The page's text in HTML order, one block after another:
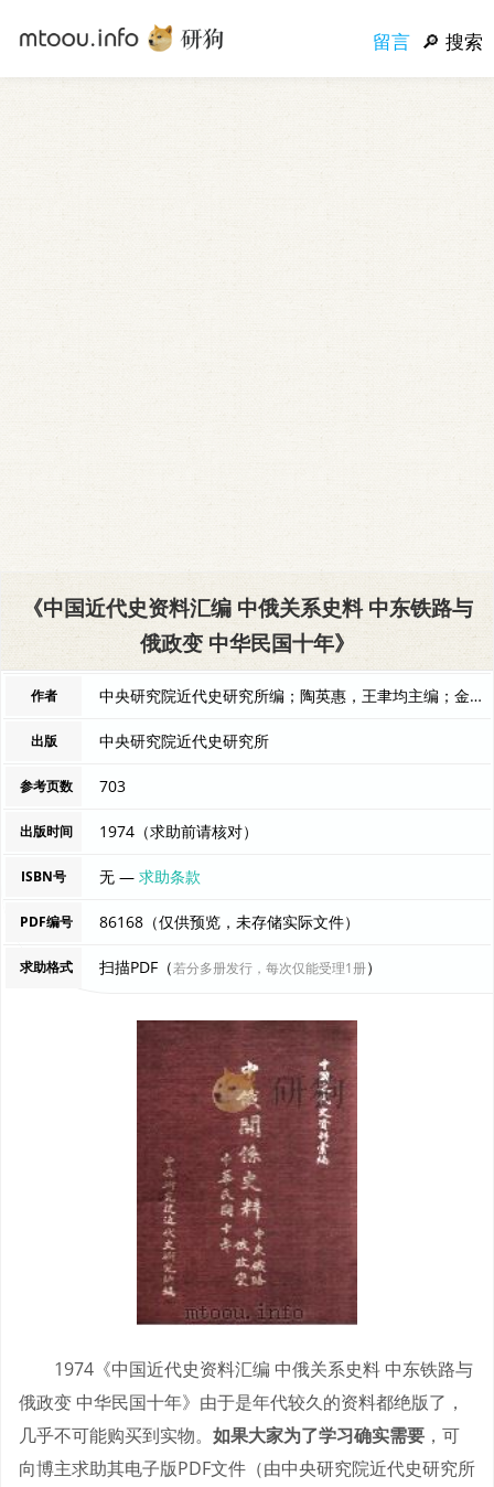
留言 搜索
《中国近代史资料汇编 中俄关系史料 中东铁路与
俄政变 中华民国十年》
作者 中央研究院近代史研究所编；陶英惠，王聿均主编；金德熙，陈奎， 编者
出版 中央研究院近代史研究所
参考页数 703
出版时间 1974（求助前请核对）
ISBN号 无 —求助条款
PDF编号 86168（仅供预览，未存储实际文件）
求助格式 扫描PDF（若分多册发行，每次仅能受理1册）
1974《中国近代史资料汇编 中俄关系史料 中东铁路与
俄政变 中华民国十年》由于是年代较久的资料都绝版了，
几乎不可能购买到实物。 如果大家为了学习确实需要 ，可
向博主求助其电子版PDF文件（由中央研究院近代史研究所